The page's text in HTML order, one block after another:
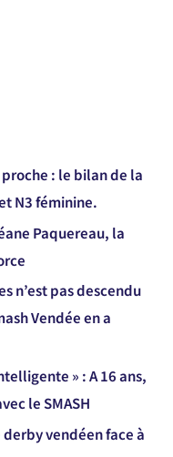
proche : le bilan de la
N3 féminine.
Paquereau, la
n’est pas descendu
Vendée en a
» : A 16 ans,
le SMASH
derby vendéen face à